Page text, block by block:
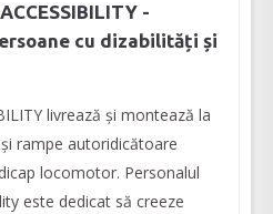
-
cu dizabilități și
livrează și montează la
rampe autoridicătoare
locomotor. Personalul
este dedicat să creeze